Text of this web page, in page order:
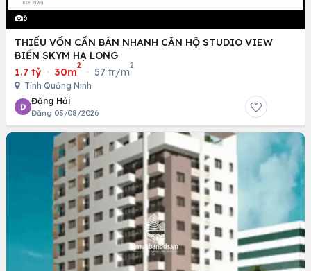
6
THIẾU VỐN CẦN BÁN NHANH CĂN HỘ STUDIO VIEW
BIỂN SKYM HẠ LONG
1.7 tỷ · 30m
2
· 57 tr/m
2
Tỉnh Quảng Ninh
Đ
Đặng Hải
Đăng 05/08/2026